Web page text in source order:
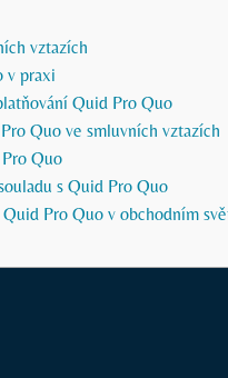
vztazích
v praxi
Quid Pro Quo
Quo ve smluvních vztazích
Quo
s Quid Pro Quo
Pro Quo v obchodním